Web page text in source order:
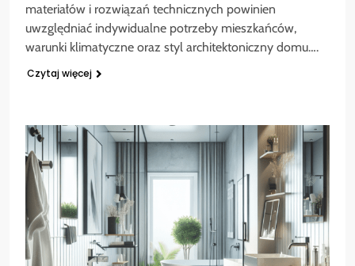
materiałów i rozwiązań technicznych powinien
uwzględniać indywidualne potrzeby mieszkańców,
warunki klimatyczne oraz styl architektoniczny domu….
Czytaj więcej